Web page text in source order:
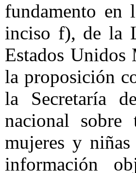
fundamento en
inciso f), de la
Estados Unidos
la proposición
la Secretaría
nacional
mujeres y
información